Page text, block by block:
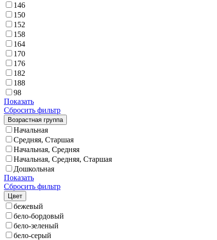
146
150
152
158
164
170
176
182
188
98
Показать
Сбросить фильтр
Возрастная группа
Начальная
Средняя, Старшая
Начальная, Средняя
Начальная, Средняя, Старшая
Дошкольная
Показать
Сбросить фильтр
Цвет
бежевый
бело-бордовый
бело-зеленый
бело-серый